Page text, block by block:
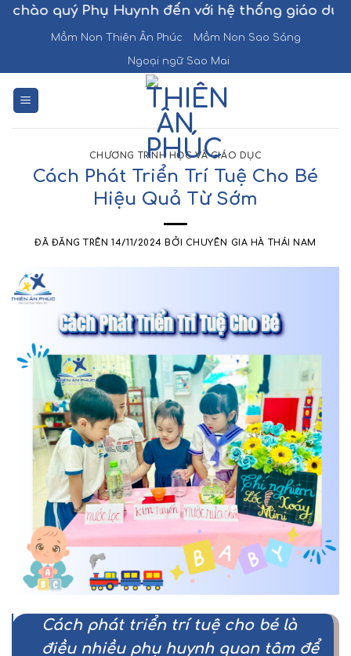
Chuyển
quý Phụ Huynh đến với hệ thống giáo dục Thiên
Mầm Non Thiên Ân Phúc Mầm Non Sao Sáng
Ngoại ngữ Sao Mai
CHƯƠNG TRÌNH HỌC VÀ GIÁO DỤC
Cách Phát Triển Trí Tuệ Cho Bé
Hiệu Quả Từ Sớm
ĐÃ ĐĂNG TRÊN14/11/2024 BỞI CHUYÊN GIA HÀ THÁI NAM
Cách phát triển trí tuệ cho bélà
điều nhiều phụ huynh quan tâm để